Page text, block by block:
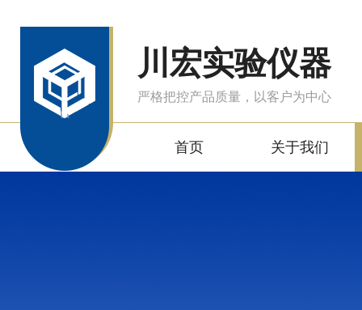
川宏实验仪器
严格把控产品质量，以客户为中心
首页 关于我们